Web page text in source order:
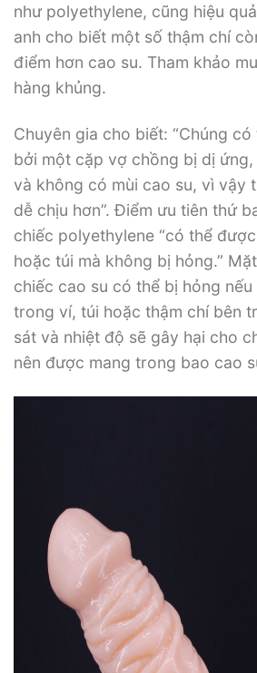
như polyethylene, cũng hiệu
anh cho biết một số thậm chí
điểm hơn cao su. Tham khảo
hàng khủng.
Chuyên gia cho biết: “Chúng
bởi một cặp vợ chồng bị dị
và không có mùi cao su, vì vậy
dễ chịu hơn”. Điểm ưu tiên thứ
chiếc polyethylene “có thể
hoặc túi mà không bị hỏng.”
chiếc cao su có thể bị hỏng
trong ví, túi hoặc thậm chí bên
sát và nhiệt độ sẽ gây hại cho
nên được mang trong bao cao